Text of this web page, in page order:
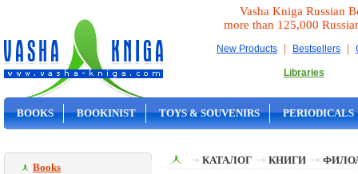
Vasha Kniga Russian
more than 125,000
New Products | Bestsellers |
Libraries
BOOKS BOOKINIST TOYS & SOUVENIRS PERIODICALS
Books
КАТАЛОГ КНИГИ